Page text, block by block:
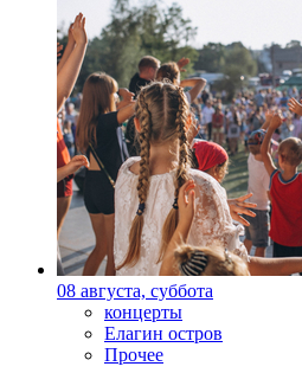
08 августа, суббота
концерты
Елагин остров
Прочее